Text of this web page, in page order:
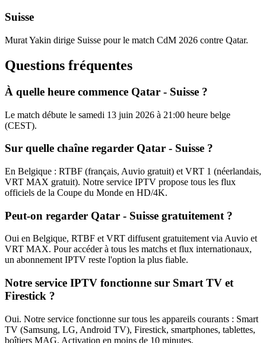
Suisse
Murat Yakin dirige Suisse pour le match CdM 2026 contre Qatar.
Questions fréquentes
À quelle heure commence Qatar - Suisse ?
Le match débute le samedi 13 juin 2026 à 21:00 heure belge
(CEST).
Sur quelle chaîne regarder Qatar - Suisse ?
En Belgique : RTBF (français, Auvio gratuit) et VRT 1 (néerlandais,
VRT MAX gratuit). Notre service IPTV propose tous les flux
officiels de la Coupe du Monde en HD/4K.
Peut-on regarder Qatar - Suisse gratuitement ?
Oui en Belgique, RTBF et VRT diffusent gratuitement via Auvio et
VRT MAX. Pour accéder à tous les matchs et flux internationaux,
un abonnement IPTV reste l'option la plus fiable.
Notre service IPTV fonctionne sur Smart TV et
Firestick ?
Oui. Notre service fonctionne sur tous les appareils courants : Smart
TV (Samsung, LG, Android TV), Firestick, smartphones, tablettes,
boîtiers MAG. Activation en moins de 10 minutes.